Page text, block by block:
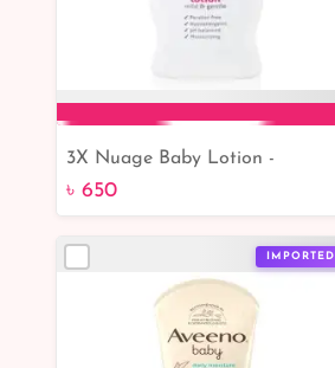
Add to Cart
3X Nuage Baby Lotion -
Hypoallergenic, Paraben-Free
(300ml)
৳ 650
IMPORTED